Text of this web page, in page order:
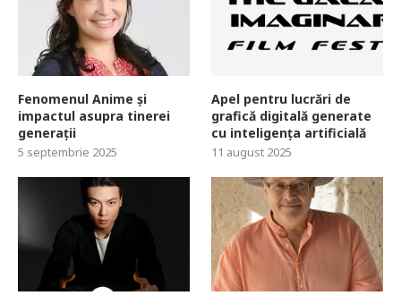
Fenomenul Anime și
impactul asupra tinerei
generații
5 septembrie 2025
Apel pentru lucrări de
grafică digitală generate
cu inteligența artificială
11 august 2025